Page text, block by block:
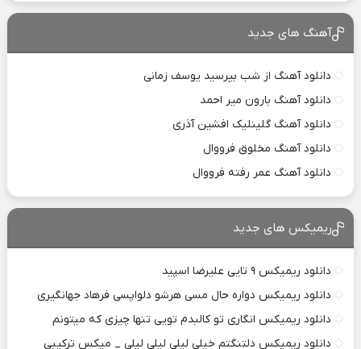
آهنگ های جدید
دانلود آهنگ از شب بپرسید یوسف زمانی
دانلود آهنگ بارون میر احمد
دانلود آهنگ گلینلیک افشین آذری
دانلود آهنگ مخلوق فرووال
دانلود آهنگ عمر رفته فرووال
ریمیکس های جدید
دانلود ریمیکس ۹ تایی علیرضا اسپید
دانلود ریمیکس دواره حال مسی هرشو دلواپسی فرهاد جهانگیری
دانلود ریمیکس انگاری تو کالبدم تویی تنها چیزی که میتونم
دانلود ریمیکس دلتنگتم خیلی لیلی لیلی لیلی _ میکس ترکیبی